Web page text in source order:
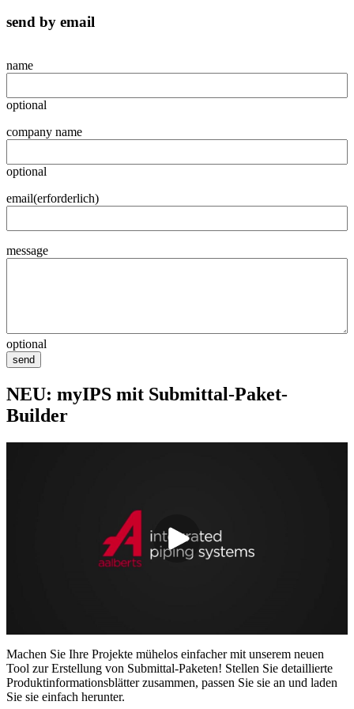
send by email
name
optional
company name
optional
email(erforderlich)
message
optional
send
NEU: myIPS mit Submittal-Paket-
Builder
Machen Sie Ihre Projekte mühelos einfacher mit unserem neuen
Tool zur Erstellung von Submittal-Paketen! Stellen Sie detaillierte
Produktinformationsblätter zusammen, passen Sie sie an und laden
Sie sie einfach herunter.